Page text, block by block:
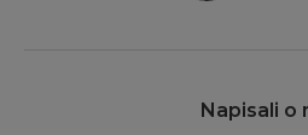
Napisali o